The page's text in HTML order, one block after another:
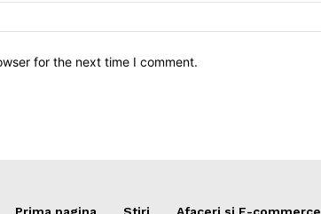
for the next time I comment.
Prima pagina Stiri Afaceri si E-commerce